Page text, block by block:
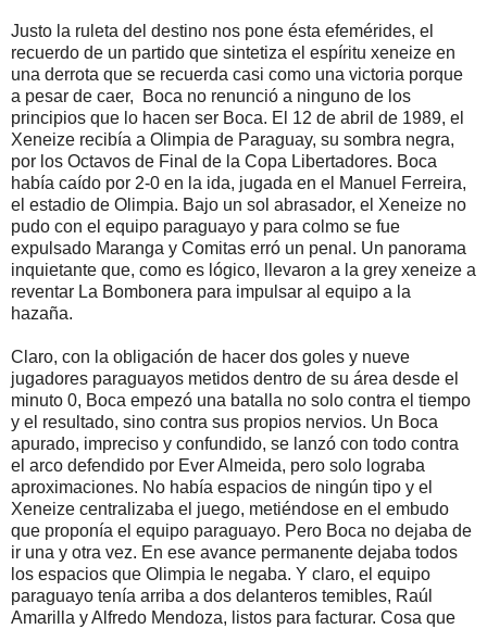
Justo la ruleta del destino nos pone ésta efemérides, el
recuerdo de un partido que sintetiza el espíritu xeneize en
una derrota que se recuerda casi como una victoria porque
a pesar de caer, Boca no renunció a ninguno de los
principios que lo hacen ser Boca. El 12 de abril de 1989, el
Xeneize recibía a Olimpia de Paraguay, su sombra negra,
por los Octavos de Final de la Copa Libertadores. Boca
había caído por 2-0 en la ida, jugada en el Manuel Ferreira,
el estadio de Olimpia. Bajo un sol abrasador, el Xeneize no
pudo con el equipo paraguayo y para colmo se fue
expulsado Maranga y Comitas erró un penal. Un panorama
inquietante que, como es lógico, llevaron a la grey xeneize a
reventar La Bombonera para impulsar al equipo a la
hazaña.
Claro, con la obligación de hacer dos goles y nueve
jugadores paraguayos metidos dentro de su área desde el
minuto 0, Boca empezó una batalla no solo contra el tiempo
y el resultado, sino contra sus propios nervios. Un Boca
apurado, impreciso y confundido, se lanzó con todo contra
el arco defendido por Ever Almeida, pero solo lograba
aproximaciones. No había espacios de ningún tipo y el
Xeneize centralizaba el juego, metiéndose en el embudo
que proponía el equipo paraguayo. Pero Boca no dejaba de
ir una y otra vez. En ese avance permanente dejaba todos
los espacios que Olimpia le negaba. Y claro, el equipo
paraguayo tenía arriba a dos delanteros temibles, Raúl
Amarilla y Alfredo Mendoza, listos para facturar. Cosa que